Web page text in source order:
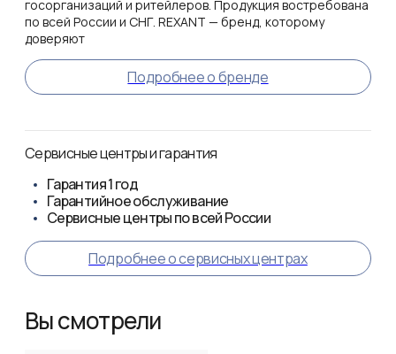
госорганизаций и ритейлеров. Продукция востребована
по всей России и СНГ. REXANT — бренд, которому
доверяют
Подробнее о бренде
Сервисные центры и гарантия
Гарантия1 год
Гарантийное обслуживание
Сервисные центры по всей России
Подробнее о сервисных центрах
Вы смотрели